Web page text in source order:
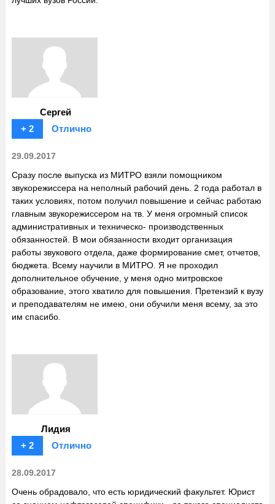
Сергей
+ 2
Отлично
29.09.2017
Сразу после выпуска из МИТРО взяли помощником
звукорежиссера на неполный рабочий день. 2 года работал в
таких условиях, потом получил повышение и сейчас работаю
главным звукорежиссером на тв. У меня огромный список
административных и техническо- производственных
обязанностей. В мои обязанности входит организация
работы звукового отдела, даже формирование смет, отчетов,
бюджета. Всему научили в МИТРО. Я не проходил
дополнительное обучение, у меня одно митровское
образование, этого хватило для повышения. Претензий к вузу
и преподавателям не имею, они обучили меня всему, за это
им спасибо.
Лидия
+ 2
Отлично
28.09.2017
Очень обрадовало, что есть юридический факультет. Юрист